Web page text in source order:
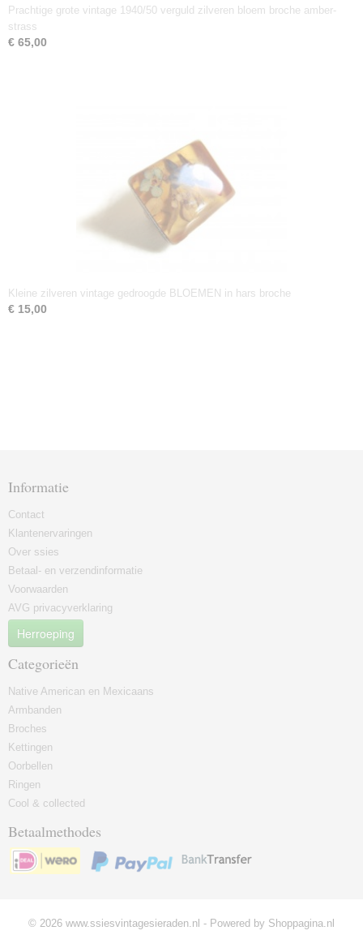
Prachtige grote vintage 1940/50 verguld zilveren bloem broche amber-
strass
€ 65,00
Kleine zilveren vintage gedroogde BLOEMEN in hars broche
€ 15,00
Informatie
Contact
Klantenervaringen
Over ssies
Betaal- en verzendinformatie
Voorwaarden
AVG privacyverklaring
Herroeping
Categorieën
Native American en Mexicaans
Armbanden
Broches
Kettingen
Oorbellen
Ringen
Cool & collected
Betaalmethodes
© 2026 www.ssiesvintagesieraden.nl - Powered by Shoppagina.nl